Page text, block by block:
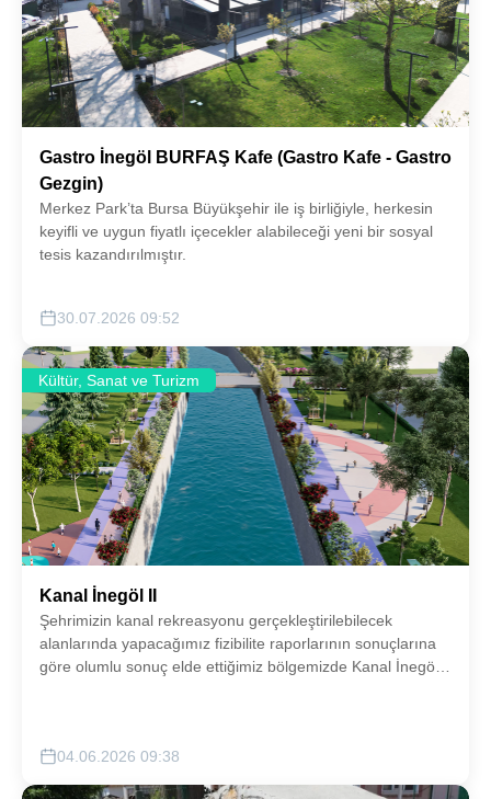
Gastro İnegöl BURFAŞ Kafe (Gastro Kafe - Gastro
Gezgin)
Merkez Park’ta Bursa Büyükşehir ile iş birliğiyle, herkesin
keyifli ve uygun fiyatlı içecekler alabileceği yeni bir sosyal
tesis kazandırılmıştır.
30.07.2026 09:52
Kültür, Sanat ve Turizm
Kanal İnegöl II
Şehrimizin kanal rekreasyonu gerçekleştirilebilecek
alanlarında yapacağımız fizibilite raporlarının sonuçlarına
göre olumlu sonuç elde ettiğimiz bölgemizde Kanal İnegöl
04.06.2026 09:38